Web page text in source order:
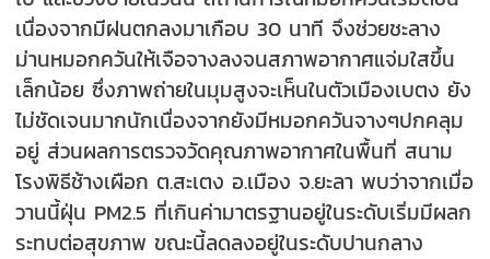
เนื่องจากมีฝนตกลงมาเกือบ 30 นาที จึงช่วยชะลาง
ม่านหมอกควันให้เจือจางลงจนสภาพอากาศแจ่มใสขึ้น
เล็กน้อย ซึ่งภาพถ่ายในมุมสูงจะเห็นในตัวเมืองเบตง ยัง
ไม่ชัดเจนมากนักเนื่องจากยังมีหมอกควันจางๆปกคลุม
อยู่ ส่วนผลการตรวจวัดคุณภาพอากาศในพื้นที่ สนาม
โรงพิธีช้างเผือก ต.สะเตง อ.เมือง จ.ยะลา พบว่าจากเมื่อ
วานนี้ฝุ่น PM2.5 ที่เกินค่ามาตรฐานอยู่ในระดับเริ่มมีผลก
ระทบต่อสุขภาพ ขณะนี้ลดลงอยู่ในระดับปานกลาง